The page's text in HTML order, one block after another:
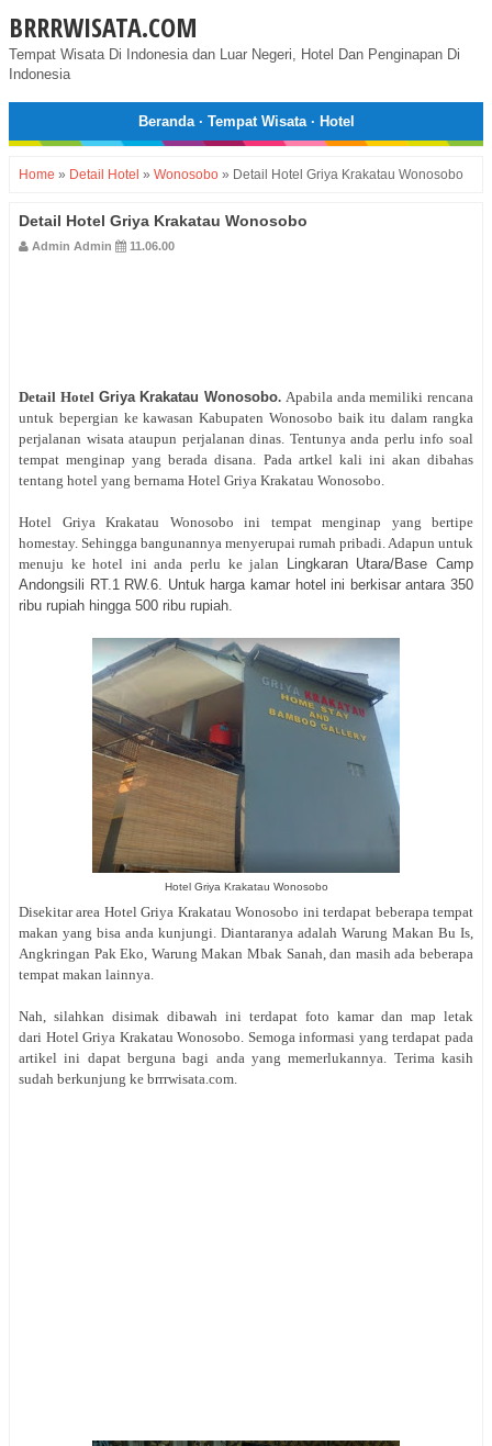
BRRRWISATA.COM
Tempat Wisata Di Indonesia dan Luar Negeri, Hotel Dan Penginapan Di
Indonesia
Beranda· Tempat Wisata· Hotel
Home » Detail Hotel » Wonosobo » Detail Hotel Griya Krakatau Wonosobo
Detail Hotel Griya Krakatau Wonosobo
Admin Admin 11.06.00
Detail Hotel Griya Krakatau Wonosobo. Apabila anda memiliki rencana
untuk bepergian ke kawasan Kabupaten Wonosobo baik itu dalam rangka
perjalanan wisata ataupun perjalanan dinas. Tentunya anda perlu info soal
tempat menginap yang berada disana. Pada artkel kali ini akan dibahas
tentang hotel yang bernama Hotel Griya Krakatau Wonosobo.
Hotel Griya Krakatau Wonosobo ini tempat menginap yang bertipe
homestay. Sehingga bangunannya menyerupai rumah pribadi. Adapun untuk
menuju ke hotel ini anda perlu ke jalan
Lingkaran Utara/Base Camp
Andongsili RT.1 RW.6. Untuk harga kamar hotel ini berkisar antara 350
ribu rupiah hingga 500 ribu rupiah.
Hotel Griya Krakatau Wonosobo
Disekitar area Hotel Griya Krakatau Wonosobo ini terdapat beberapa tempat
makan yang bisa anda kunjungi. Diantaranya adalah Warung Makan Bu Is,
Angkringan Pak Eko, Warung Makan Mbak Sanah, dan masih ada beberapa
tempat makan lainnya.
Nah, silahkan disimak dibawah ini terdapat foto kamar dan map letak
dari Hotel Griya Krakatau Wonosobo. Semoga informasi yang terdapat pada
artikel ini dapat berguna bagi anda yang memerlukannya. Terima kasih
sudah berkunjung ke brrrwisata.com.